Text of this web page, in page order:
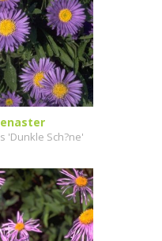
'Dunkle Sch?ne'